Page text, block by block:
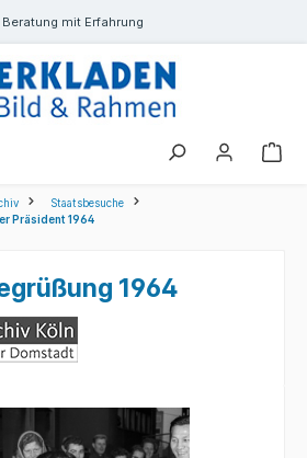
Beratung mit Erfahrung
Staatsbesuche
Präsident 1964
1964